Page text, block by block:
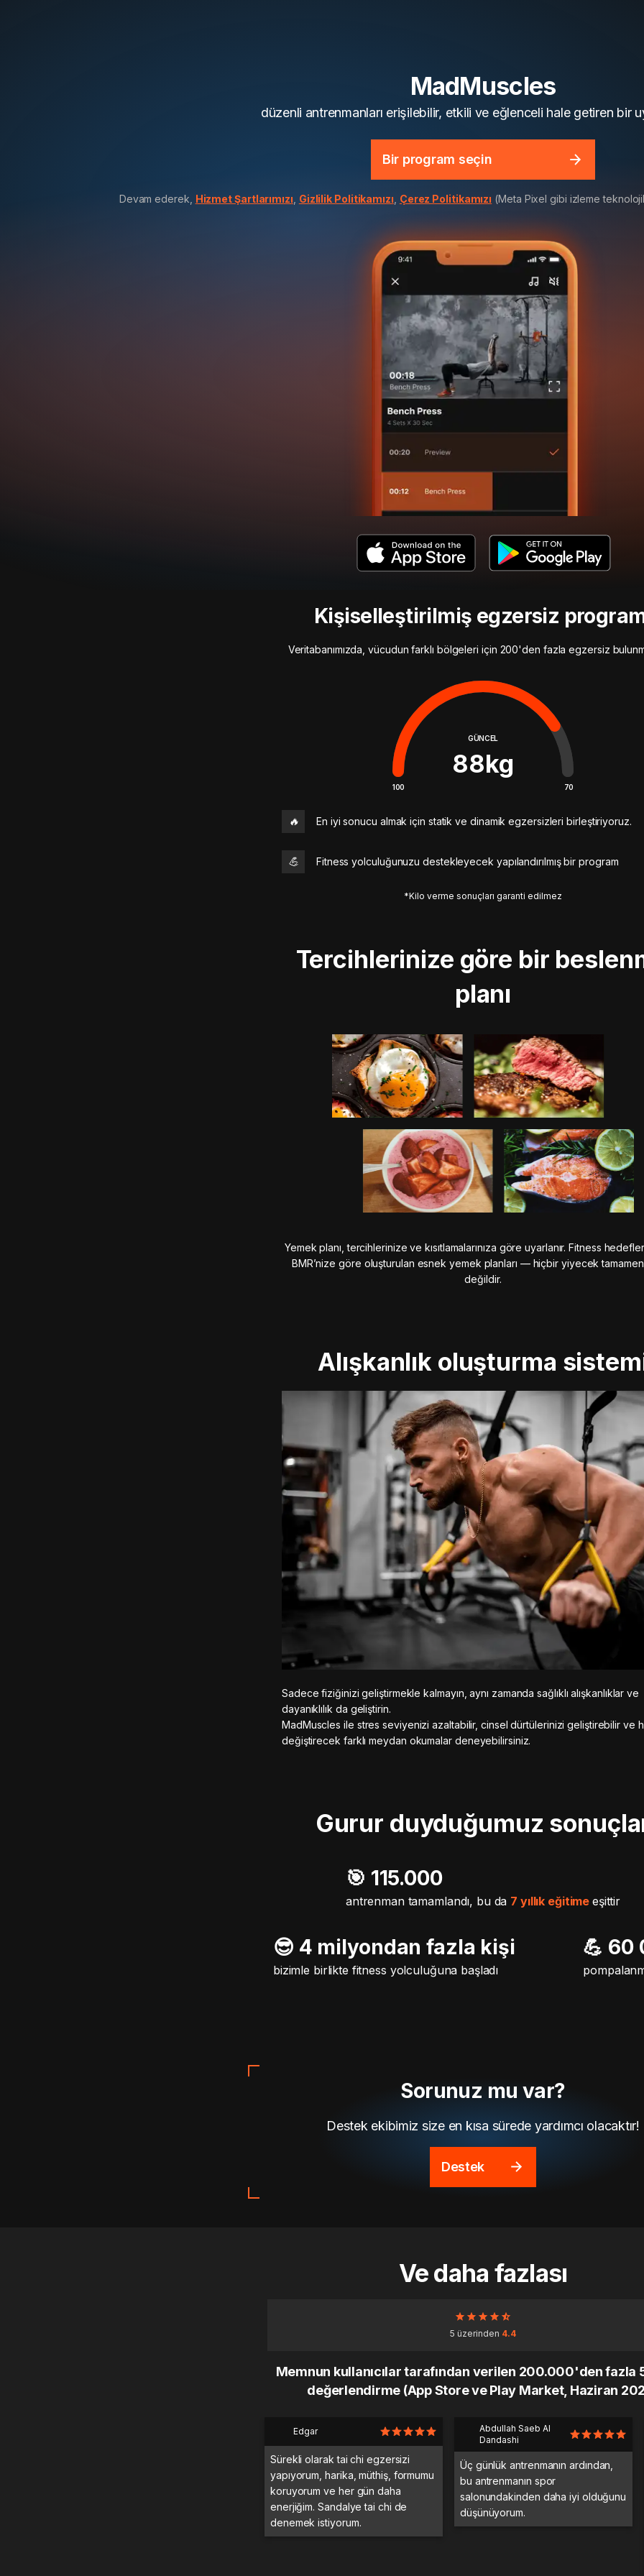
MadMuscles
düzenli antrenmanları erişilebilir, etkili ve eğlenceli hale getiren bir
Bir program seçin
Devam ederek, Hizmet Şartlarımızı Gizlilik Politikamızı Çerez Politikamızı (Meta Pixel gibi izleme
Kişiselleştirilmiş egzersiz
Veritabanımızda, vücudun farklı bölgeleri için 200'den fazla egzersiz
GÜNCEL
88kg
100 70
🔥 En iyi sonucu almak için statik ve dinamik egzersizleri birleştiriyoruz.
💪 Fitness yolculuğunuzu destekleyecek yapılandırılmış bir program
*Kilo verme sonuçları garanti edilmez
Tercihlerinize göre bir
planı
Yemek planı, tercihlerinize ve kısıtlamalarınıza göre uyarlanır. Fitness
BMR’nize göre oluşturulan esnek yemek planları — hiçbir yiyecek
değildir.
Alışkanlık oluşturma
Sadece fiziğinizi geliştirmekle kalmayın, aynı zamanda sağlıklı alışkanlıklar ve
dayanıklılık da geliştirin.
MadMuscles ile stres seviyenizi azaltabilir, cinsel dürtülerinizi geliştirebilir ve
değiştirecek farklı meydan okumalar deneyebilirsiniz.
Gurur duyduğumuz
😎 4 milyondan fazla kişi
bizimle birlikte fitness yolculuğuna başladı
🎯️ 115.000
antrenman tamamlandı, bu da 7 yıllık eğitime eşittir
💪 60
Sorunuz mu var?
Destek ekibimiz size en kısa sürede yardımcı olacaktır!
Destek
Ve daha fazlası
5 üzerinden 4.4
Memnun kullanıcılar tarafından verilen 200.000'den fazla 5
değerlendirme (App Store ve Play Market, Haziran
Edgar
Sürekli olarak tai chi egzersizi
yapıyorum, harika, müthiş, formumu
koruyorum ve her gün daha
enerjiğim. Sandalye tai chi de
denemek istiyorum.
Abdullah Saeb Al
Dandashi
Üç günlük antrenmanın ardından,
bu antrenmanın spor
salonundakinden daha iyi olduğunu
düşünüyorum.